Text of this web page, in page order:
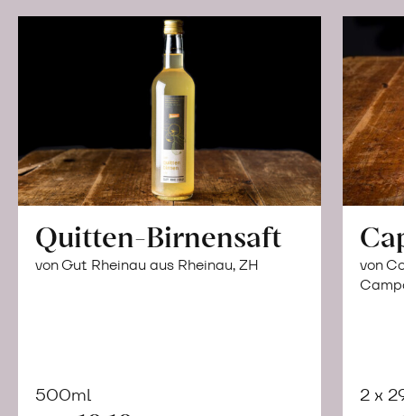
Quitten-Birnensaft
von Gut Rheinau aus Rheinau, ZH
500ml
von
2 x